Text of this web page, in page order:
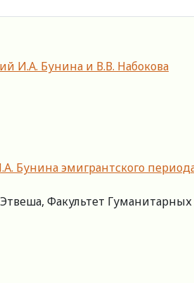
И.А. Бунина и В.В. Набокова
Бунина эмигрантского
Факультет Гуманитарных